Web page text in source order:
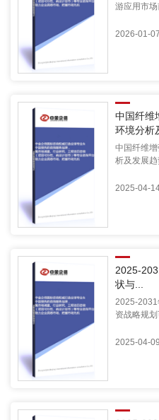
游应用市
2026-01-07
中国纤维
环境分析
中国纤维
析及发展
2025-04-
2025-
状与...
2025-2031
资战略规
2025-04-09